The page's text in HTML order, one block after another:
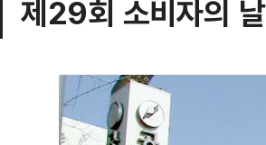
제29회 소비자의